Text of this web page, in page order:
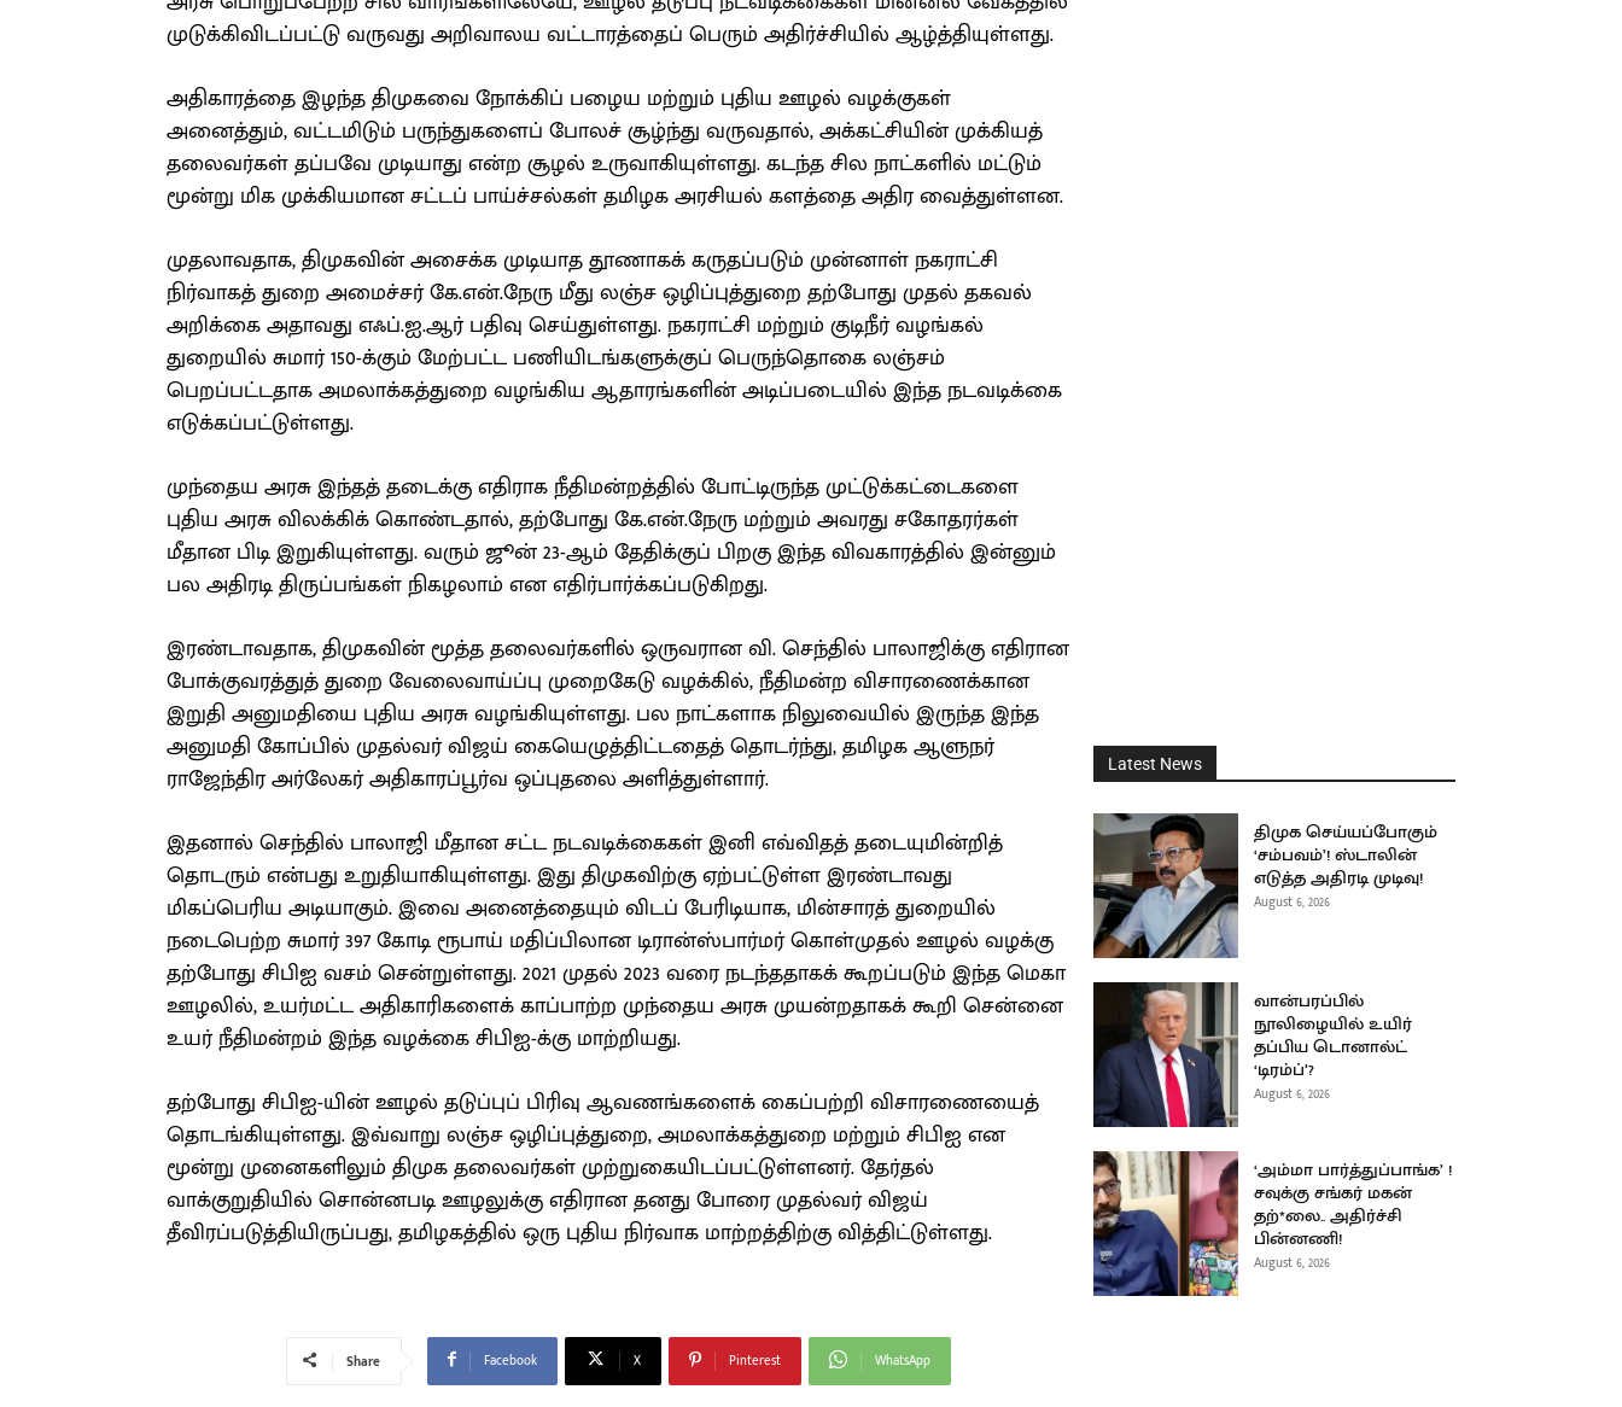
முடுக்கிவிடப்பட்டு வருவது அறிவாலய வட்டாரத்தைப் பெரும் அதிர்ச்சியில் ஆழ்த்தியுள்ளது.
அதிகாரத்தை இழந்த திமுகவை நோக்கிப் பழைய மற்றும் புதிய ஊழல் வழக்குகள்
அனைத்தும், வட்டமிடும் பருந்துகளைப் போலச் சூழ்ந்து வருவதால், அக்கட்சியின் முக்கியத்
தலைவர்கள் தப்பவே முடியாது என்ற சூழல் உருவாகியுள்ளது. கடந்த சில நாட்களில் மட்டும்
மூன்று மிக முக்கியமான சட்டப் பாய்ச்சல்கள் தமிழக அரசியல் களத்தை அதிர வைத்துள்ளன.
முதலாவதாக, திமுகவின் அசைக்க முடியாத தூணாகக் கருதப்படும் முன்னாள் நகராட்சி
நிர்வாகத் துறை அமைச்சர் கே.என்.நேரு மீது லஞ்ச ஒழிப்புத்துறை தற்போது முதல் தகவல்
அறிக்கை அதாவது எஃப்.ஐ.ஆர் பதிவு செய்துள்ளது. நகராட்சி மற்றும் குடிநீர் வழங்கல்
துறையில் சுமார் 150-க்கும் மேற்பட்ட பணியிடங்களுக்குப் பெருந்தொகை லஞ்சம்
பெறப்பட்டதாக அமலாக்கத்துறை வழங்கிய ஆதாரங்களின் அடிப்படையில் இந்த நடவடிக்கை
எடுக்கப்பட்டுள்ளது.
முந்தைய அரசு இந்தத் தடைக்கு எதிராக நீதிமன்றத்தில் போட்டிருந்த முட்டுக்கட்டைகளை
புதிய அரசு விலக்கிக் கொண்டதால், தற்போது கே.என்.நேரு மற்றும் அவரது சகோதரர்கள்
மீதான பிடி இறுகியுள்ளது. வரும் ஜூன் 23-ஆம் தேதிக்குப் பிறகு இந்த விவகாரத்தில் இன்னும்
பல அதிரடி திருப்பங்கள் நிகழலாம் என எதிர்பார்க்கப்படுகிறது.
இரண்டாவதாக, திமுகவின் மூத்த தலைவர்களில் ஒருவரான வி. செந்தில் பாலாஜிக்கு எதிரான
போக்குவரத்துத் துறை வேலைவாய்ப்பு முறைகேடு வழக்கில், நீதிமன்ற விசாரணைக்கான
இறுதி அனுமதியை புதிய அரசு வழங்கியுள்ளது. பல நாட்களாக நிலுவையில் இருந்த இந்த
அனுமதி கோப்பில் முதல்வர் விஜய் கையெழுத்திட்டதைத் தொடர்ந்து, தமிழக ஆளுநர்
ராஜேந்திர அர்லேகர் அதிகாரப்பூர்வ ஒப்புதலை அளித்துள்ளார்.
இதனால் செந்தில் பாலாஜி மீதான சட்ட நடவடிக்கைகள் இனி எவ்விதத் தடையுமின்றித்
தொடரும் என்பது உறுதியாகியுள்ளது. இது திமுகவிற்கு ஏற்பட்டுள்ள இரண்டாவது
மிகப்பெரிய அடியாகும். இவை அனைத்தையும் விடப் பேரிடியாக, மின்சாரத் துறையில்
நடைபெற்ற சுமார் 397 கோடி ரூபாய் மதிப்பிலான டிரான்ஸ்பார்மர் கொள்முதல் ஊழல் வழக்கு
தற்போது சிபிஐ வசம் சென்றுள்ளது. 2021 முதல் 2023 வரை நடந்ததாகக் கூறப்படும் இந்த மெகா
ஊழலில், உயர்மட்ட அதிகாரிகளைக் காப்பாற்ற முந்தைய அரசு முயன்றதாகக் கூறி சென்னை
உயர் நீதிமன்றம் இந்த வழக்கை சிபிஐ-க்கு மாற்றியது.
தற்போது சிபிஐ-யின் ஊழல் தடுப்புப் பிரிவு ஆவணங்களைக் கைப்பற்றி விசாரணையைத்
தொடங்கியுள்ளது. இவ்வாறு லஞ்ச ஒழிப்புத்துறை, அமலாக்கத்துறை மற்றும் சிபிஐ என
மூன்று முனைகளிலும் திமுக தலைவர்கள் முற்றுகையிடப்பட்டுள்ளனர். தேர்தல்
வாக்குறுதியில் சொன்னபடி ஊழலுக்கு எதிரான தனது போரை முதல்வர் விஜய்
தீவிரப்படுத்தியிருப்பது, தமிழகத்தில் ஒரு புதிய நிர்வாக மாற்றத்திற்கு வித்திட்டுள்ளது.
Share Facebook X Pinterest WhatsApp
Latest News
திமுக செய்யப்போகும்
‘சம்பவம்’! ஸ்டாலின்
எடுத்த அதிரடி முடிவு!
August 6, 2026
வான்பரப்பில்
நூலிழையில் உயிர்
தப்பிய டொனால்ட்
‘டிரம்ப்’?
August 6, 2026
‘அம்மா பார்த்துப்பாங்க’ !
சவுக்கு சங்கர் மகன்
தற்*லை.. அதிர்ச்சி
பின்னணி!
August 6, 2026